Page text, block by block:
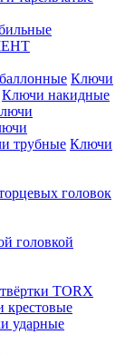
Ключи
Ключи накидные
трубные Ключи
головок
головкой
TORX
крестовые
ударные